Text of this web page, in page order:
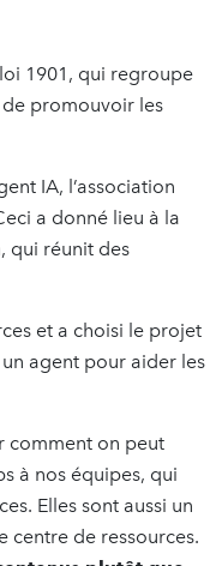
1901, qui regroupe
promouvoir les
IA, l’association
a donné lieu à la
, qui réunit des
et a choisi le projet
agent pour aider les
comment on peut
à nos équipes, qui
Elles sont aussi un
centre de ressources.